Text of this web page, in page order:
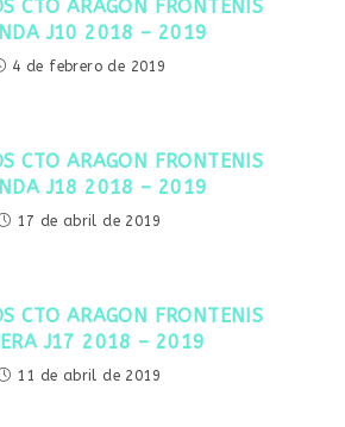
CTO ARAGON FRONTENIS
J10 2018 – 2019
4 de febrero de 2019
CTO ARAGON FRONTENIS
J18 2018 – 2019
17 de abril de 2019
CTO ARAGON FRONTENIS
J17 2018 – 2019
11 de abril de 2019